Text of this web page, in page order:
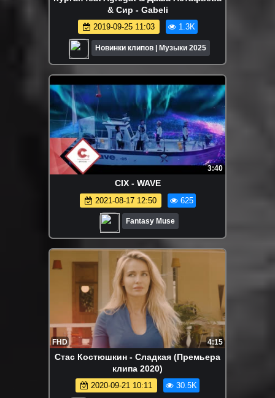
& Сир - Gabeli
2019-09-25 11:03 1.3K
Новинки клипов | Музыки 2025
3:40
CIX - WAVE
2021-08-17 12:50 625
Fantasy Muse
FHD 4:15
Стас Костюшкин - Сладкая (Премьера
клипа 2020)
2020-09-21 10:11 30.5K